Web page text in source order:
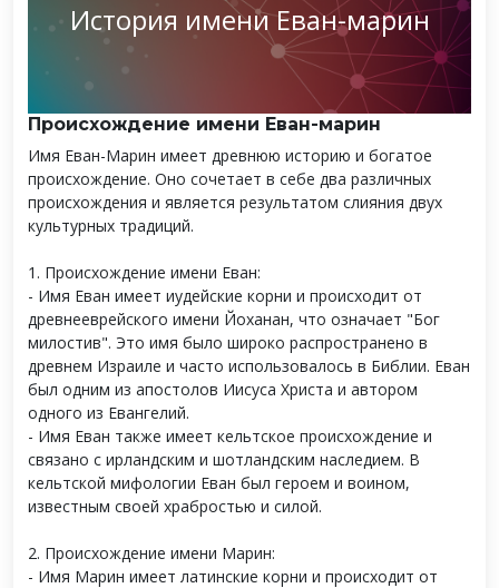
История имени Еван-марин
Происхождение имени Еван-марин
Имя Еван-Марин имеет древнюю историю и богатое
происхождение. Оно сочетает в себе два различных
происхождения и является результатом слияния двух
культурных традиций.
1. Происхождение имени Еван:
- Имя Еван имеет иудейские корни и происходит от
древнееврейского имени Йоханан, что означает "Бог
милостив". Это имя было широко распространено в
древнем Израиле и часто использовалось в Библии. Еван
был одним из апостолов Иисуса Христа и автором
одного из Евангелий.
- Имя Еван также имеет кельтское происхождение и
связано с ирландским и шотландским наследием. В
кельтской мифологии Еван был героем и воином,
известным своей храбростью и силой.
2. Происхождение имени Марин:
- Имя Марин имеет латинские корни и происходит от